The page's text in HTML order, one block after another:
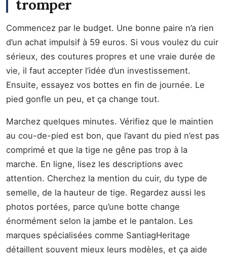
tromper
Commencez par le budget. Une bonne paire n’a rien
d’un achat impulsif à 59 euros. Si vous voulez du cuir
sérieux, des coutures propres et une vraie durée de
vie, il faut accepter l’idée d’un investissement.
Ensuite, essayez vos bottes en fin de journée. Le
pied gonfle un peu, et ça change tout.
Marchez quelques minutes. Vérifiez que le maintien
au cou-de-pied est bon, que l’avant du pied n’est pas
comprimé et que la tige ne gêne pas trop à la
marche. En ligne, lisez les descriptions avec
attention. Cherchez la mention du cuir, du type de
semelle, de la hauteur de tige. Regardez aussi les
photos portées, parce qu’une botte change
énormément selon la jambe et le pantalon. Les
marques spécialisées comme SantiagHeritage
détaillent souvent mieux leurs modèles, et ça aide